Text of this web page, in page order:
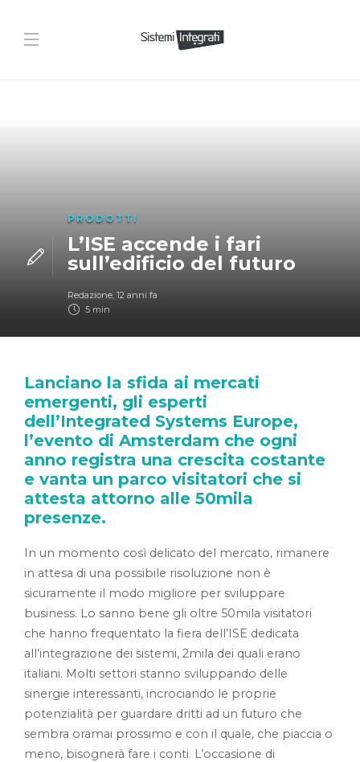
PRODOTTI
L’ISE accende i fari
sull’edificio del futuro
Redazione, 12 anni fa
5 min
Lanciano la sfida ai mercati
emergenti, gli esperti
dell’Integrated Systems Europe,
l’evento di Amsterdam che ogni
anno registra una crescita costante
e vanta un parco visitatori che si
attesta attorno alle 50mila
presenze.
In un momento così delicato del mercato, rimanere
in attesa di una possibile risoluzione non è
sicuramente il modo migliore per sviluppare
business. Lo sanno bene gli oltre 50mila visitatori
che hanno frequentato la fiera dell’ISE dedicata
all’integrazione dei sistemi, 2mila dei quali erano
italiani. Molti settori stanno sviluppando delle
sinergie interessanti, incrociando le proprie
potenzialità per guardare dritti ad un futuro che
sembra oramai prossimo e con il quale, che piaccia o
meno, bisognerà fare i conti. L’occasione di